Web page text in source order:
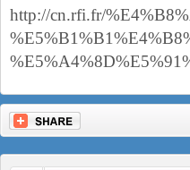
http://cn.rfi.fr/